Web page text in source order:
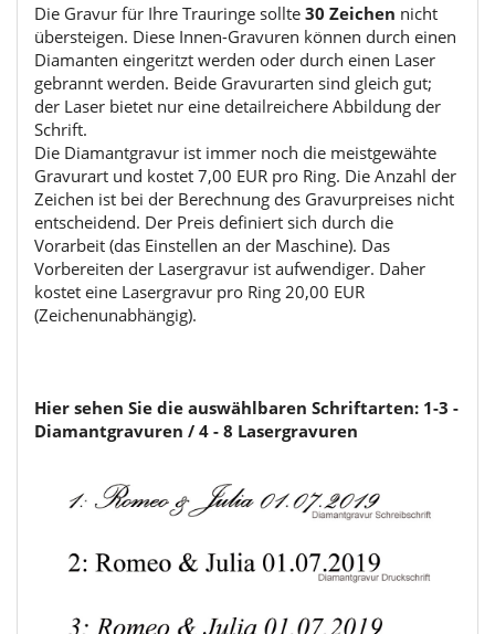
Die Gravur für Ihre Trauringe sollte 30 Zeichen nicht
übersteigen. Diese Innen-Gravuren können durch einen
Diamanten eingeritzt werden oder durch einen Laser
gebrannt werden. Beide Gravurarten sind gleich gut;
der Laser bietet nur eine detailreichere Abbildung der
Schrift.
Die Diamantgravur ist immer noch die meistgewähte
Gravurart und kostet 7,00 EUR pro Ring. Die Anzahl der
Zeichen ist bei der Berechnung des Gravurpreises nicht
entscheidend. Der Preis definiert sich durch die
Vorarbeit (das Einstellen an der Maschine). Das
Vorbereiten der Lasergravur ist aufwendiger. Daher
kostet eine Lasergravur pro Ring 20,00 EUR
(Zeichenunabhängig).
Hier sehen Sie die auswählbaren Schriftarten: 1-3 -
Diamantgravuren / 4 - 8 Lasergravuren